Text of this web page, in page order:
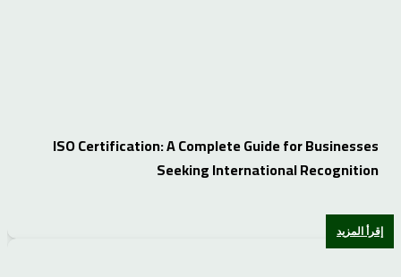
ISO Certification: A Complete Guide for Businesses
Seeking International Recognition
إقرأ المزيد